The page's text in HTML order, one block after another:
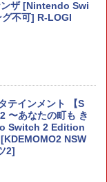
本語・国内専用)
ド番号 9000円|オ
ライブ(CFI-ZDD1
ワイヤレスコン
ト ブラック(CFI-
レス コントロー
式バッテリー + US
劇場版モノノ怪
き下ろしイラスト
ンザ [Nintendo Swi
不可] R-LOGI
テインメント 【S
〜あなたの町も き
Switch 2 Edition
NSW
2]